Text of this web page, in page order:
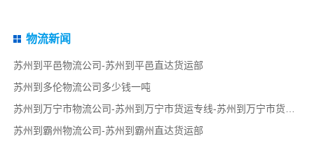
物流新闻
苏州到平邑物流公司-苏州到平邑直达货运部
苏州到多伦物流公司多少钱一吨
苏州到万宁市物流公司-苏州到万宁市货运专线-苏州到万宁市货运部
苏州到霸州物流公司-苏州到霸州直达货运部